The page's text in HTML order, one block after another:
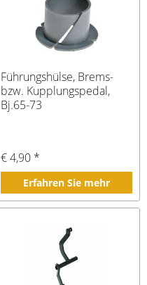
Führungshülse, Brems-
bzw. Kupplungspedal,
Bj.65-73
€ 4,90 *
Erfahren Sie mehr